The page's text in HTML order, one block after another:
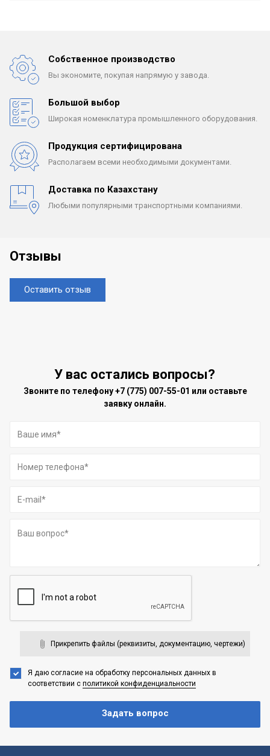
Собственное производство
Вы экономите, покупая напрямую у завода.
Большой выбор
Широкая номенклатура промышленного оборудования.
Продукция сертифицирована
Располагаем всеми необходимыми документами.
Доставка по Казахстану
Любыми популярными транспортными компаниями.
Отзывы
Оставить отзыв
У вас остались вопросы?
Звоните по телефону+7 (775) 007-55-01 или оставьте
заявку онлайн.
Прикрепить файлы (реквизиты, документацию, чертежи)
Я даю согласие на обработку персональных данных в
соответствии с политикой конфиденциальности